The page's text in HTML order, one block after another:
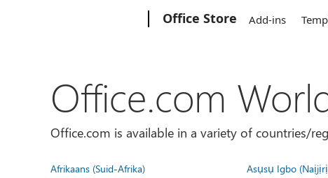
Office Store Add-ins
Office.com
Office.com is available in a variety of countries/
Afrikaans (Suid-Afrika) Asụsụ Igbo